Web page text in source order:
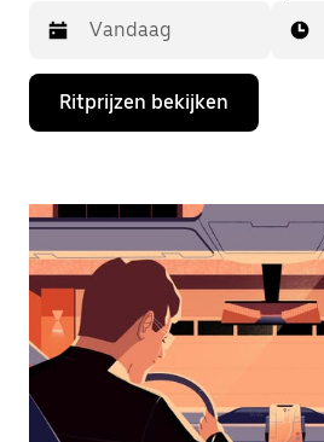
Druk
de
de
te
openen
een
datum
te
selecteren.
Druk
Ritprijzen bekijken